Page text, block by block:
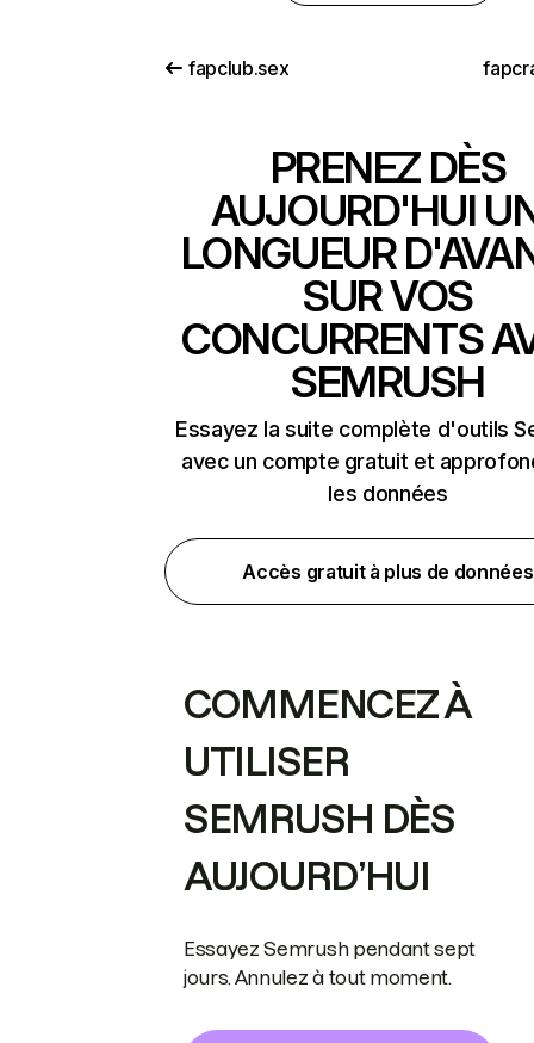
fapclub.sex
PRENEZ DÈS
AUJOURD'HUI
LONGUEUR
SUR VOS
CONCURRENTS
SEMRUSH
Essayez la suite complète d'outils
avec un compte gratuit et
les données
Accès gratuit à plus de données
COMMENCEZ À
UTILISER
SEMRUSH DÈS
AUJOURD’HUI
Essayez Semrush pendant sept
jours. Annulez à tout moment.